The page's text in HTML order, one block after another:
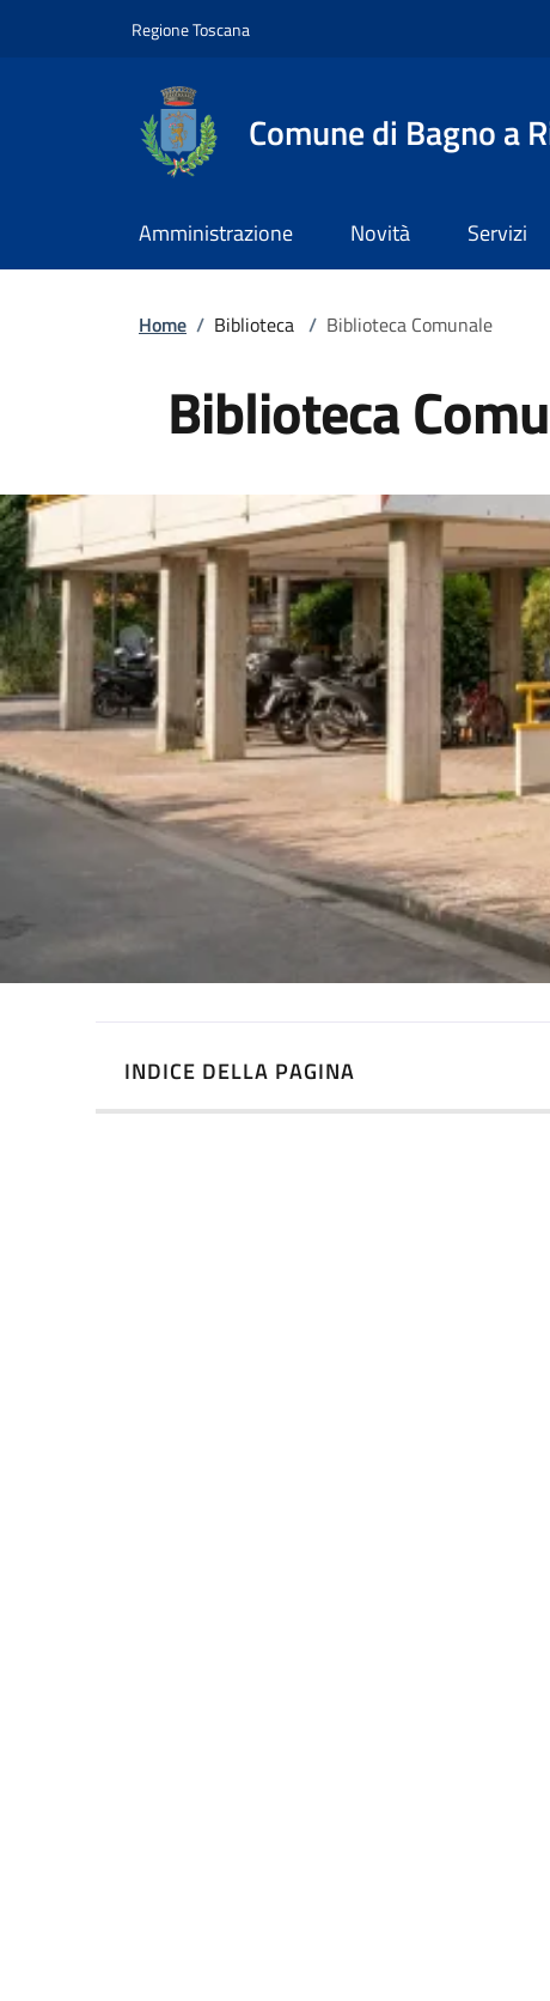
Regione ToscanaSlim top
Comune di Bagno a
Amministrazione Novità Servizi
Briciole di pane
Home / Biblioteca / Biblioteca Comunale
Biblioteca
Image
INDICE DELLA PAGINA